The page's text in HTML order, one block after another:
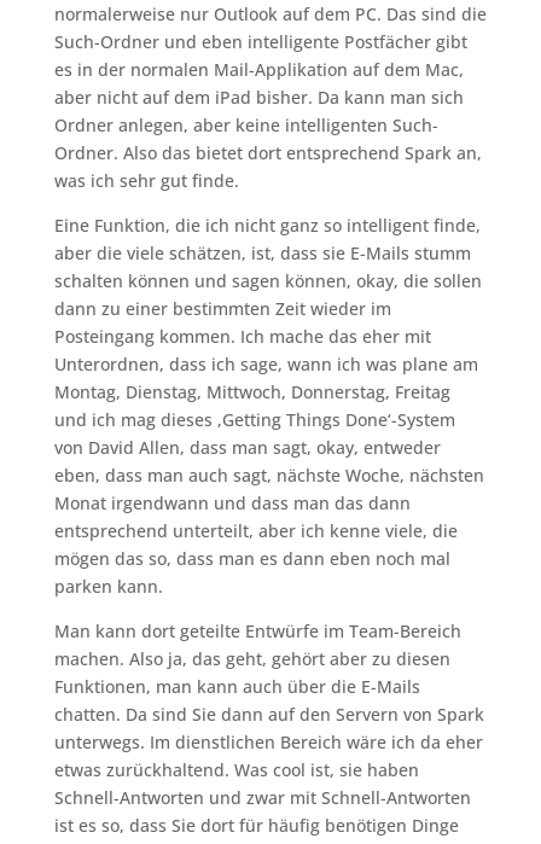
normalerweise nur Outlook auf dem PC. Das sind die
Such-Ordner und eben intelligente Postfächer gibt
es in der normalen Mail-Applikation auf dem Mac,
aber nicht auf dem iPad bisher. Da kann man sich
Ordner anlegen, aber keine intelligenten Such-
Ordner. Also das bietet dort entsprechend Spark an,
was ich sehr gut finde.
Eine Funktion, die ich nicht ganz so intelligent finde,
aber die viele schätzen, ist, dass sie E-Mails stumm
schalten können und sagen können, okay, die sollen
dann zu einer bestimmten Zeit wieder im
Posteingang kommen. Ich mache das eher mit
Unterordnen, dass ich sage, wann ich was plane am
Montag, Dienstag, Mittwoch, Donnerstag, Freitag
und ich mag dieses ‚Getting Things Done‘-System
von David Allen, dass man sagt, okay, entweder
eben, dass man auch sagt, nächste Woche, nächsten
Monat irgendwann und dass man das dann
entsprechend unterteilt, aber ich kenne viele, die
mögen das so, dass man es dann eben noch mal
parken kann.
Man kann dort geteilte Entwürfe im Team-Bereich
machen. Also ja, das geht, gehört aber zu diesen
Funktionen, man kann auch über die E-Mails
chatten. Da sind Sie dann auf den Servern von Spark
unterwegs. Im dienstlichen Bereich wäre ich da eher
etwas zurückhaltend. Was cool ist, sie haben
Schnell-Antworten und zwar mit Schnell-Antworten
ist es so, dass Sie dort für häufig benötigen Dinge